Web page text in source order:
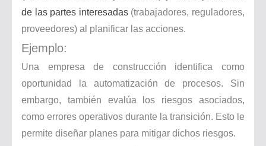
de las partes interesadas(trabajadores, reguladores,
proveedores) al planificar las acciones.
Ejemplo:
Una empresa de construcción identifica como
oportunidad la automatización de procesos. Sin
embargo, también evalúa los riesgos asociados,
como errores operativos durante la transición. Esto le
permite diseñar planes para mitigar dichos riesgos.